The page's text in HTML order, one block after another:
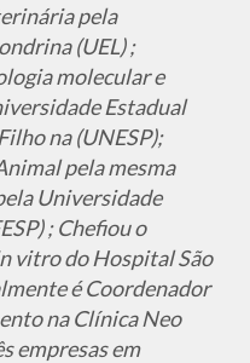
pela
(UEL) ;
molecular e
Estadual
na (UNESP);
pela mesma
Universidade
; Chefiou o
vitro do Hospital São
é Coordenador
na Clínica Neo
empresas em